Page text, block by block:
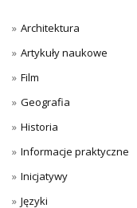
Architektura
Artykuły naukowe
Film
Geografia
Historia
Informacje praktyczne
Inicjatywy
Języki